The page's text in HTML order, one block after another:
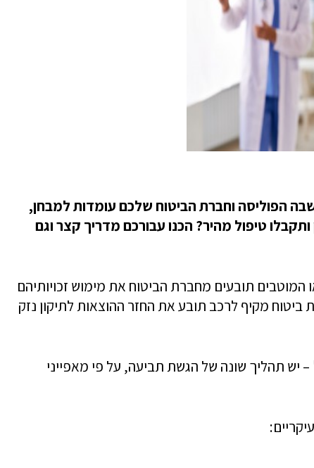
הפוליסה וחברת הביטוח שלכם עומדות למבחן,
טיפול מהיר? הכנו עבורכם מדריך קצר וגם
תובעים מחברת הביטוח את מימוש זכויותיהם
מקיף לרכב תובע את החזר ההוצאות לתיקון נזק
– יש תהליך שונה של הגשת תביעה, על פי מאפייני